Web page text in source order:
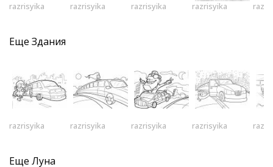
razrisyika razrisyika razrisyika razrisyika
Еще Здания
razrisyika razrisyika razrisyika razrisyika
Еще Луна